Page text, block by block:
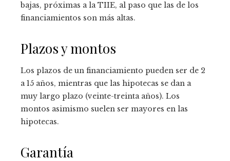
bajas, próximas a la TIIE, al paso que las de los
financiamientos son más altas.
Plazos y montos
Los plazos de un financiamiento pueden ser de 2
a 15 años, mientras que las hipotecas se dan a
muy largo plazo (veinte-treinta años). Los
montos asimismo suelen ser mayores en las
hipotecas.
Garantía